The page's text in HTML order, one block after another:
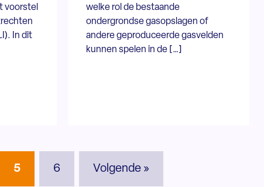
voorstel
In dit
welke rol de bestaande
ondergrondse gasopslagen of
andere geproduceerde gasvelden
kunnen spelen in de […]
5 6 Volgende »